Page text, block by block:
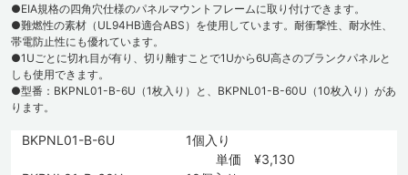
●EIA規格の四角穴仕様のパネルマウントフレームに取り付けできます。
●難燃性の素材（UL94HB適合ABS）を使用しています。耐衝撃性、耐水性、
帯電防止性にも優れています。
●1Uごとに切れ目が有り、切り離すことで1Uから6U高さのブランクパネルと
しも使用できます。
●型番：BKPNL01-B-6U（1枚入り）と、BKPNL01-B-60U（10枚入り）があ
ります。
BKPNL01-B-6U
1個入り
単価 ¥3,130